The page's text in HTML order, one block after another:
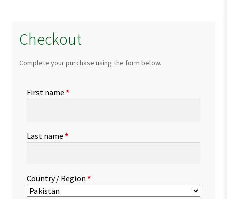
Checkout
Complete your purchase using the form below.
First name *
Last name *
Country / Region *